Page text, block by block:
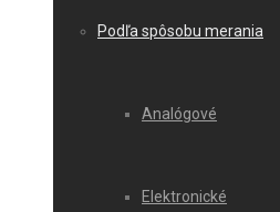
Podľa spôsobu merania
Analógové
Elektronické